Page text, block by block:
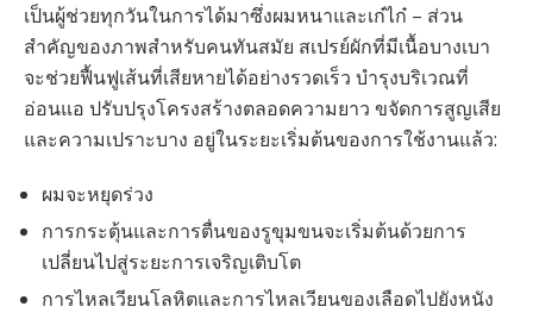
เป็นผู้ช่วยทุกวันในการได้มาซึ่งผมหนาและเก๋ไก๋ – ส่วน
สำคัญของภาพสำหรับคนทันสมัย สเปรย์ผักที่มีเนื้อบางเบา
จะช่วยฟื้นฟูเส้นที่เสียหายได้อย่างรวดเร็ว บำรุงบริเวณที่
อ่อนแอ ปรับปรุงโครงสร้างตลอดความยาว ขจัดการสูญเสีย
และความเปราะบาง อยู่ในระยะเริ่มต้นของการใช้งานแล้ว:
ผมจะหยุดร่วง
การกระตุ้นและการตื่นของรูขุมขนจะเริ่มต้นด้วยการ
เปลี่ยนไปสู่ระยะการเจริญเติบโต
การไหลเวียนโลหิตและการไหลเวียนของเลือดไปยังหนัง